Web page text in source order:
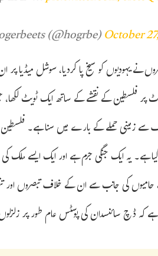
October
نے یہودیوں کو سیخ پا کردیا، سوشل میڈیا
پر فلسطین کے نقشے کے ساتھ ایک ٹویٹ
سے زمینی حملے کے بارے میں سنا ہے۔
ایک جنگی جرم ہے اور ایک ایسے ملک کی طرف سے ہے جو
کی جانب سے ان کے خلاف تبصروں اور
کہ ڈچ سائنسدان کی پوسٹس عام طور پر